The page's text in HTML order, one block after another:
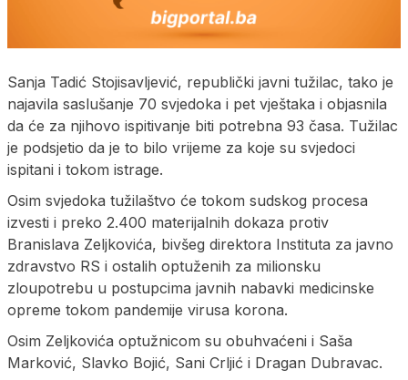
Sanja Tadić Stojisavljević, republički javni tužilac, tako je
najavila saslušanje 70 svjedoka i pet vještaka i objasnila
da će za njihovo ispitivanje biti potrebna 93 časa. Tužilac
je podsjetio da je to bilo vrijeme za koje su svjedoci
ispitani i tokom istrage.
Osim svjedoka tužilaštvo će tokom sudskog procesa
izvesti i preko 2.400 materijalnih dokaza protiv
Branislava Zeljkovića, bivšeg direktora Instituta za javno
zdravstvo RS i ostalih optuženih za milionsku
zloupotrebu u postupcima javnih nabavki medicinske
opreme tokom pandemije virusa korona.
Osim Zeljkovića optužnicom su obuhvaćeni i Saša
Marković, Slavko Bojić, Sani Crljić i Dragan Dubravac.